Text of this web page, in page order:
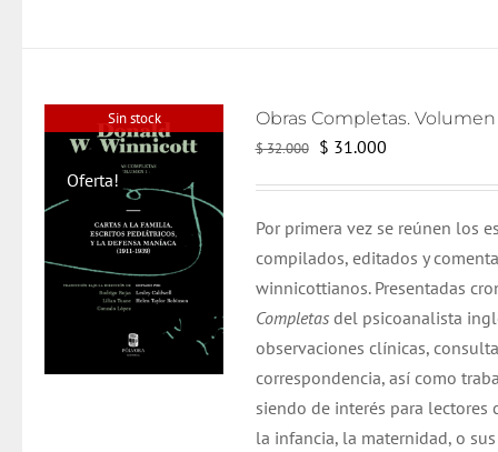
Sin stock
Oferta!
$32.000
El
era:
$ 32.000.
$ 31.000El
es:
$ 31.000.
Por primera vez se reúnen los
compilados, editados y
winnicottianos. Presentadas
Completas del psicoanalista
observaciones clínicas,
correspondencia, así como
siendo de interés para
la infancia, la maternidad, o